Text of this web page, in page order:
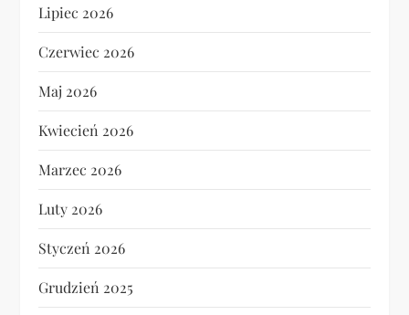
Lipiec 2026
Czerwiec 2026
Maj 2026
Kwiecień 2026
Marzec 2026
Luty 2026
Styczeń 2026
Grudzień 2025